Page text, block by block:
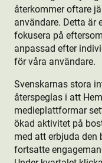
återkommer oftare
användare. Detta är
fokusera på
anpassad efter
för våra användare.
Svenskarnas stora
återspeglas i att
medieplattformar
ökad aktivitet på
med att erbjuda den
fortsatte